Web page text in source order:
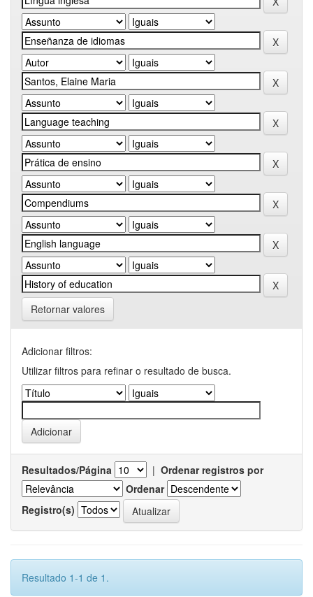
Retornar valores
Adicionar filtros:
Utilizar filtros para refinar o resultado de busca.
Resultados/Página | Ordenar registros por
Ordenar
Registro(s)
Resultado 1-1 de 1.